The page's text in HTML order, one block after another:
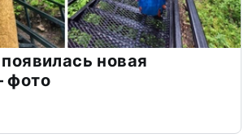
новая
фото